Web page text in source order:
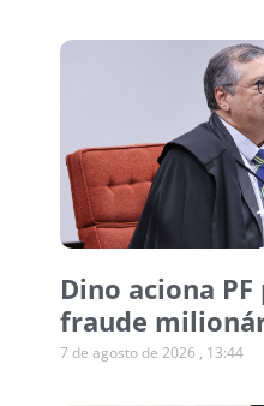
Dino aciona
fraude
7 de agosto de 2026 13:44